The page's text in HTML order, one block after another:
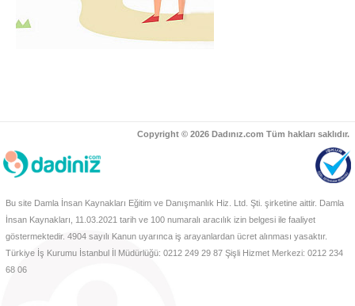
Copyright © 2026 Dadınız.com Tüm hakları saklıdır.
Bu site Damla İnsan Kaynakları Eğitim ve Danışmanlık Hiz. Ltd. Şti. şirketine aittir. Damla
İnsan Kaynakları, 11.03.2021 tarih ve 100 numaralı aracılık izin belgesi ile faaliyet
göstermektedir. 4904 sayılı Kanun uyarınca iş arayanlardan ücret alınması yasaktır.
Türkiye İş Kurumu İstanbul İl Müdürlüğü: 0212 249 29 87 Şişli Hizmet Merkezi: 0212 234
68 06